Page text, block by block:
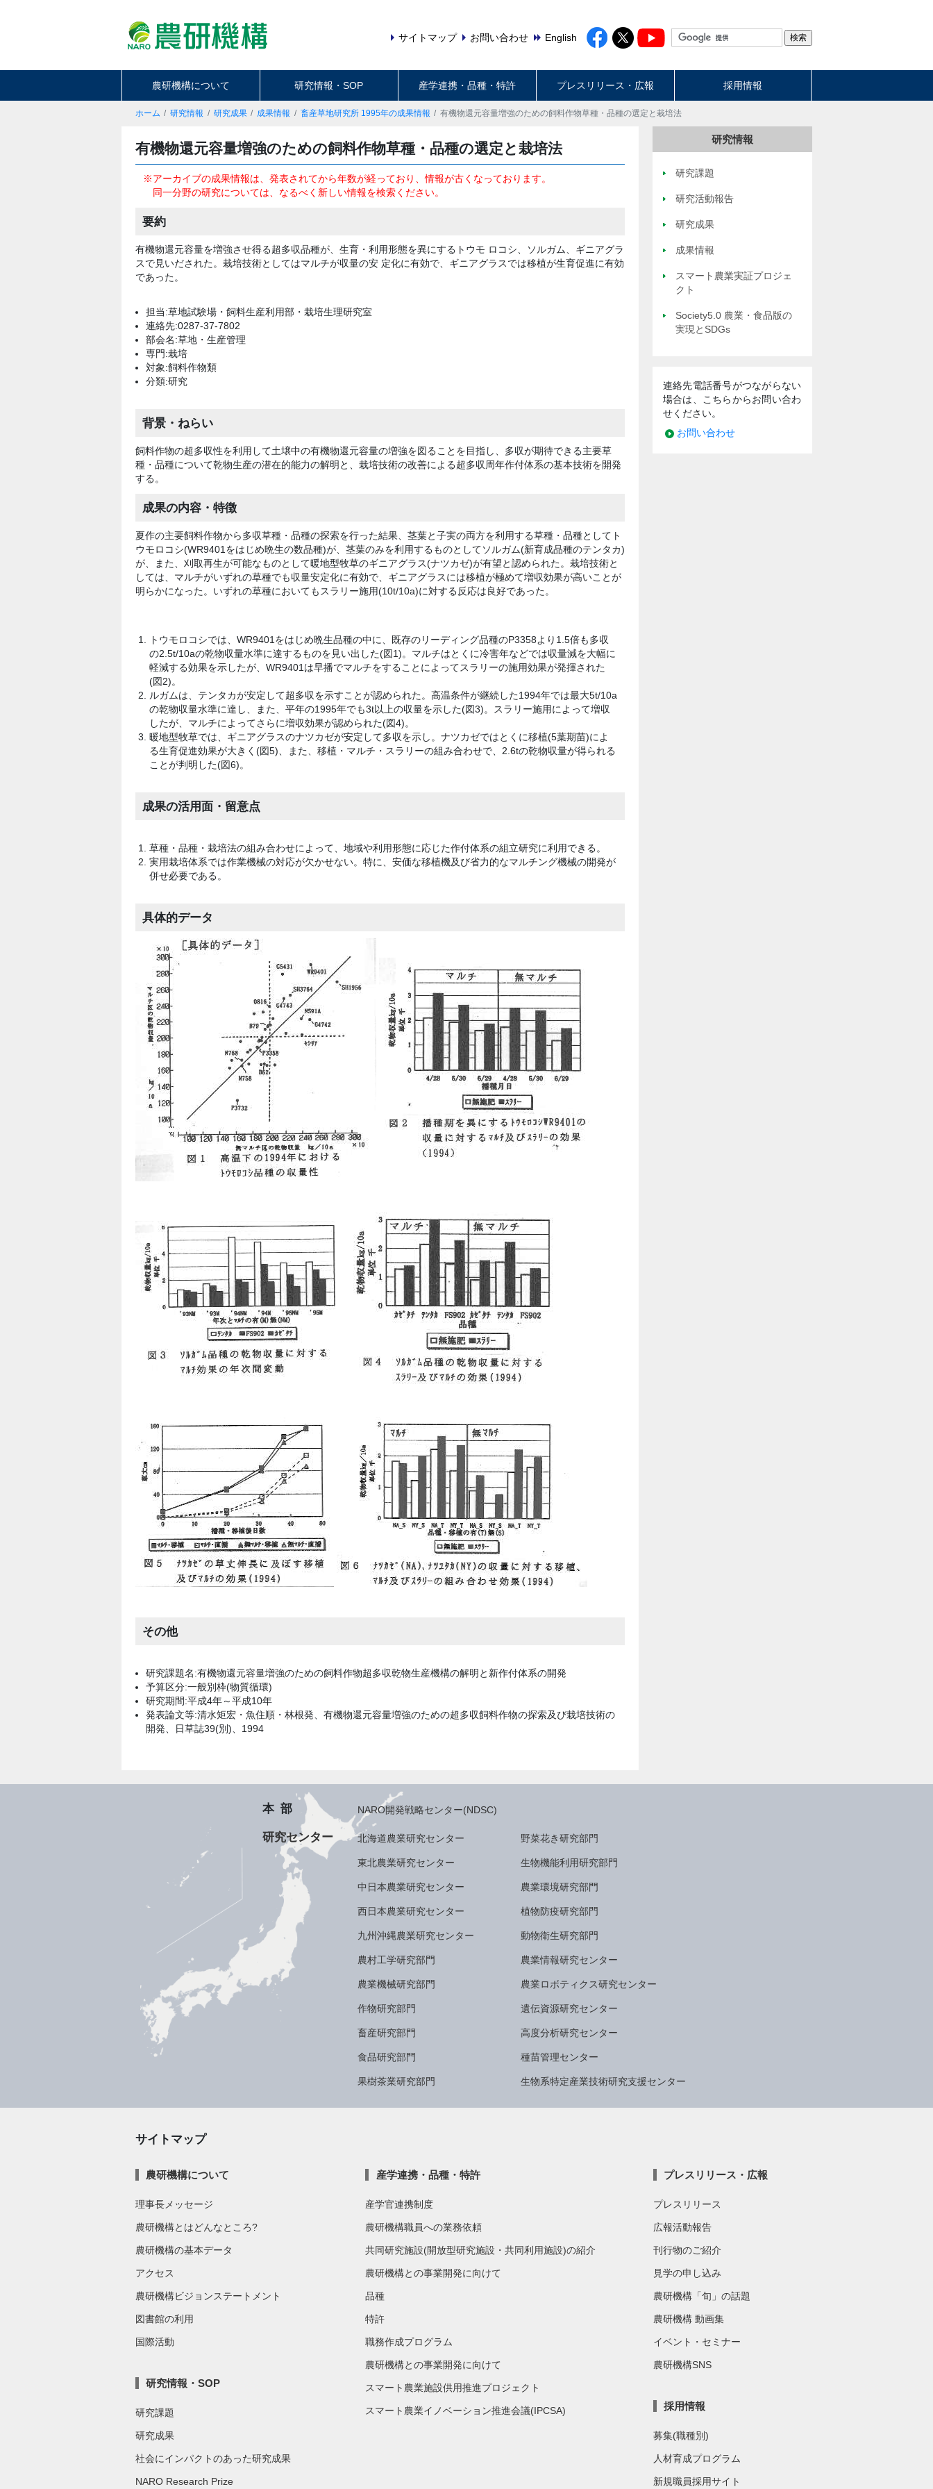
サイトマップ お問い合わせ English
農研機構について 研究情報・SOP 産学連携・品種・特許 プレスリリース・広報 採用情報
ホーム 研究情報 研究成果 成果情報 畜産草地研究所 1995年の成果情報 有機物還元容量増強のための飼料作物草種・品種の選定と栽培法
有機物還元容量増強のための飼料作物草種・品種の選定と栽培法
※アーカイブの成果情報は、発表されてから年数が経っており、情報が古くなっております。
同一分野の研究については、なるべく新しい情報を検索ください。
要約
有機物還元容量を増強させ得る超多収品種が、生育・利用形態を異にするトウモ ロコシ、ソルガム、ギニアグラ
スで見いだされた。栽培技術としてはマルチが収量の安 定化に有効で、ギニアグラスでは移植が生育促進に有効
であった。
担当:草地試験場・飼料生産利用部・栽培生理研究室
連絡先:0287-37-7802
部会名:草地・生産管理
専門:栽培
対象:飼料作物類
分類:研究
背景・ねらい
飼料作物の超多収性を利用して土壌中の有機物還元容量の増強を図ることを目指し、多収が期待できる主要草
種・品種について乾物生産の潜在的能力の解明と、栽培技術の改善による超多収周年作付体系の基本技術を開発
する。
成果の内容・特徴
夏作の主要飼料作物から多収草種・品種の探索を行った結果、茎葉と子実の両方を利用する草種・品種としてト
ウモロコシ(WR9401をはじめ晩生の数品種)が、茎葉のみを利用するものとしてソルガム(新育成品種のテンタカ)
が、また、刈取再生が可能なものとして暖地型牧草のギニアグラス(ナツカゼ)が有望と認められた。栽培技術と
しては、マルチがいずれの草種でも収量安定化に有効で、ギニアグラスには移植が極めて増収効果が高いことが
明らかになった。いずれの草種においてもスラリー施用(10t/10a)に対する反応は良好であった。
トウモロコシでは、WR9401をはじめ晩生品種の中に、既存のリーディング品種のP3358より1.5倍も多収
の2.5t/10aの乾物収量水準に達するものを見い出した(図1)。マルチはとくに冷害年などでは収量減を大幅に
軽減する効果を示したが、WR9401は早播でマルチをすることによってスラリーの施用効果が発揮された
(図2)。
ルガムは、テンタカが安定して超多収を示すことが認められた。高温条件が継続した1994年では最大5t/10a
の乾物収量水準に達し、また、平年の1995年でも3t以上の収量を示した(図3)。スラリー施用によって増収
したが、マルチによってさらに増収効果が認められた(図4)。
暖地型牧草では、ギニアグラスのナツカゼが安定して多収を示し。ナツカゼではとくに移植(5葉期苗)によ
る生育促進効果が大きく(図5)、また、移植・マルチ・スラリーの組み合わせで、2.6tの乾物収量が得られる
ことが判明した(図6)。
成果の活用面・留意点
草種・品種・栽培法の組み合わせによって、地域や利用形態に応じた作付体系の組立研究に利用できる。
実用栽培体系では作業機械の対応が欠かせない。特に、安価な移植機及び省力的なマルチング機械の開発が
併せ必要である。
具体的データ
その他
研究課題名:有機物還元容量増強のための飼料作物超多収乾物生産機構の解明と新作付体系の開発
予算区分:一般別枠(物質循環)
研究期間:平成4年～平成10年
発表論文等:清水矩宏・魚住順・林根発、有機物還元容量増強のための超多収飼料作物の探索及び栽培技術の
開発、日草誌39(別)、1994
研究情報
研究課題
研究活動報告
研究成果
成果情報
スマート農業実証プロジェ
クト
Society5.0 農業・食品版の
実現とSDGs
連絡先電話番号がつながらない
場合は、こちらからお問い合わ
せください。
お問い合わせ
本部 NARO開発戦略センター(NDSC)
研究センター 北海道農業研究センター
東北農業研究センター
中日本農業研究センター
西日本農業研究センター
九州沖縄農業研究センター
農村工学研究部門
農業機械研究部門
作物研究部門
畜産研究部門
食品研究部門
果樹茶業研究部門
野菜花き研究部門
生物機能利用研究部門
農業環境研究部門
植物防疫研究部門
動物衛生研究部門
農業情報研究センター
農業ロボティクス研究センター
遺伝資源研究センター
高度分析研究センター
種苗管理センター
生物系特定産業技術研究支援センター
サイトマップ
農研機構について
理事長メッセージ
農研機構とはどんなところ?
農研機構の基本データ
アクセス
農研機構ビジョンステートメント
図書館の利用
国際活動
研究情報・SOP
研究課題
研究成果
社会にインパクトのあった研究成果
NARO Research Prize
産学連携・品種・特許
産学官連携制度
農研機構職員への業務依頼
共同研究施設(開放型研究施設・共同利用施設)の紹介
農研機構との事業開発に向けて
品種
特許
職務作成プログラム
農研機構との事業開発に向けて
スマート農業施設供用推進プロジェクト
スマート農業イノベーション推進会議(IPCSA)
プレスリリース・広報
プレスリリース
広報活動報告
刊行物のご紹介
見学の申し込み
農研機構「旬」の話題
農研機構 動画集
イベント・セミナー
農研機構SNS
採用情報
募集(職種別)
人材育成プログラム
新規職員採用サイト